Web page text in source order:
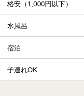
格安（1,000円以下）
水風呂
宿泊
子連れOK